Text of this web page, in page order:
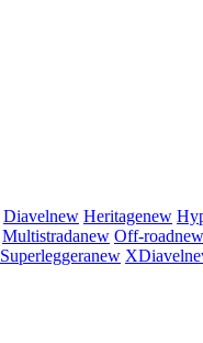
Diavelnew Heritagenew
Multistradanew Off-roadnew
Superleggeranew XDiavel